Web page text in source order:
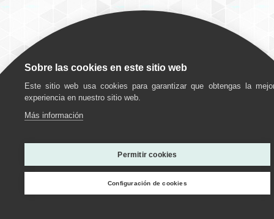
Curiosidades
personas
mayores ,
Por
grupociudadjardin
10
Utilizamos cookies para ofrecerte la mejor experiencia en
Puedes aprender más sobre qué cookies utilizamos o
desactivarlas en losajustes.
Sobre las cookies en este sitio web
Este sitio web usa cookies para garantizar que obtengas la
experiencia en nuestro sitio web.
Más información
Permitir cookies
Configuración de cookies